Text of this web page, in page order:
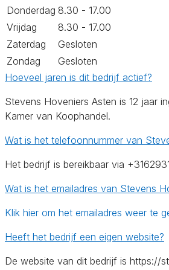
Donderdag 8.30 - 17.00
Vrijdag
8.30 - 17.00
Zaterdag
Gesloten
Zondag
Gesloten
Hoeveel jaren is dit bedrijf actief?
Stevens Hoveniers Asten is 12 jaar
Kamer van Koophandel.
Wat is het telefoonnummer van
Het bedrijf is bereikbaar via
Wat is het emailadres van Stevens
Klik hier om het emailadres weer te
Heeft het bedrijf een eigen website?
De website van dit bedrijf is https://